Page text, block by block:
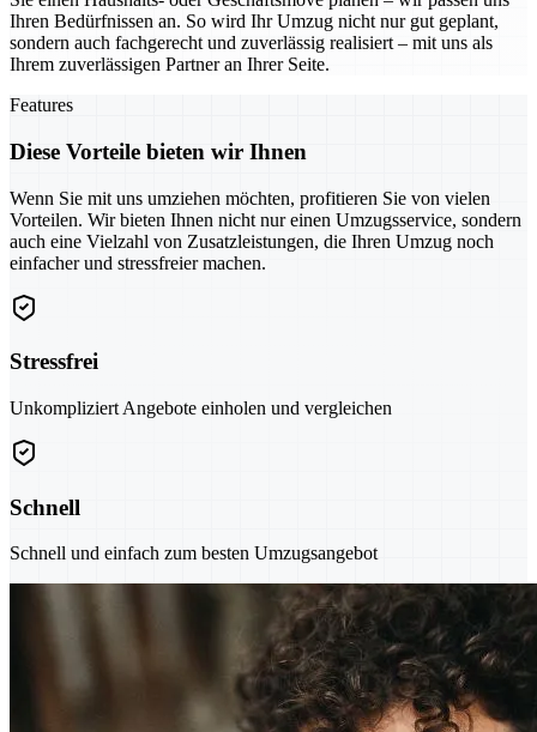
Ihren Bedürfnissen an. So wird Ihr Umzug nicht nur gut geplant,
sondern auch fachgerecht und zuverlässig realisiert – mit uns als
Ihrem zuverlässigen Partner an Ihrer Seite.
Features
Diese Vorteile bieten wir Ihnen
Wenn Sie mit uns umziehen möchten, profitieren Sie von vielen
Vorteilen. Wir bieten Ihnen nicht nur einen Umzugsservice, sondern
auch eine Vielzahl von Zusatzleistungen, die Ihren Umzug noch
einfacher und stressfreier machen.
Stressfrei
Unkompliziert Angebote einholen und vergleichen
Schnell
Schnell und einfach zum besten Umzugsangebot